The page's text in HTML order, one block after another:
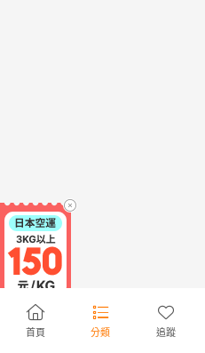
首頁 分類 追蹤